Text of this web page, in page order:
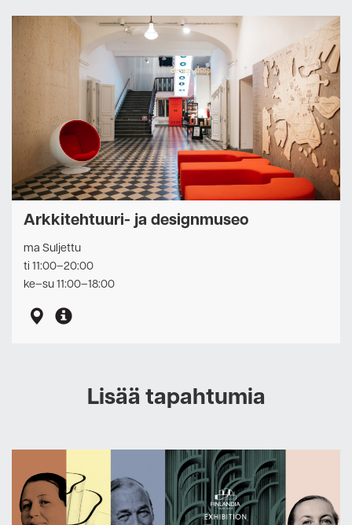
Arkkitehtuuri- ja designmuseo
ma Suljettu
ti 11:00–20:00
ke–su 11:00–18:00
Lisää tapahtumia